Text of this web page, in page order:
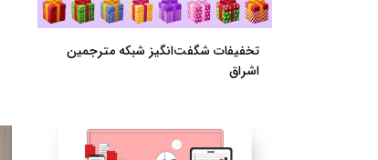
تخفیفات شگفت‌انگیز شبکه مترجمین
اشراق